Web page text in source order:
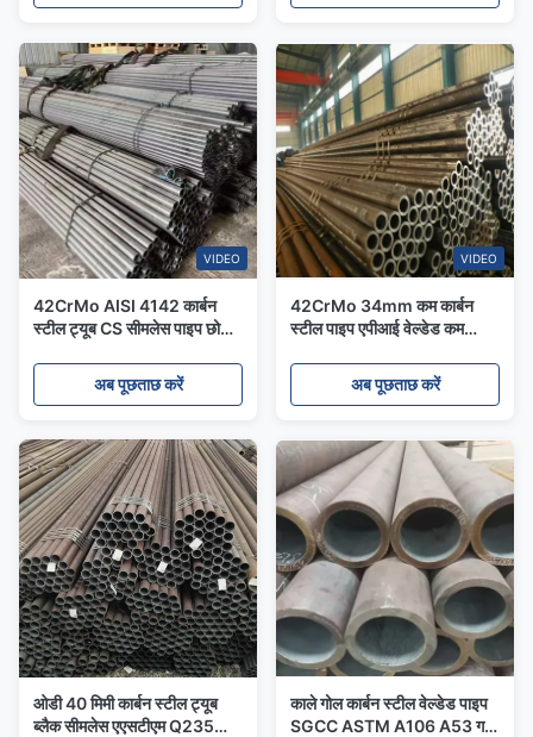
VIDEO
42CrMo AISI 4142 कार्बन
स्टील ट्यूब CS सीमलेस पाइप छोटा
अब पूछताछ करें
VIDEO
42CrMo 34mm कम कार्बन
स्टील पाइप एपीआई वेल्डेड कम
अब पूछताछ करें
ओडी 40 मिमी कार्बन स्टील ट्यूब
ब्लैक सीमलेस एएसटीएम Q235
काले गोल कार्बन स्टील वेल्डेड पाइप
SGCC ASTM A106 A53 गर्म